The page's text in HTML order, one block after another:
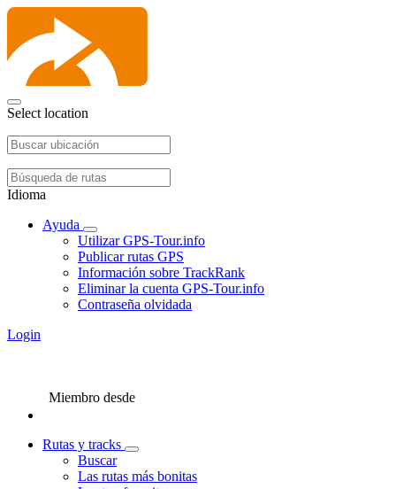
Select location
Idioma
Ayuda
Utilizar GPS-Tour.info
Publicar rutas GPS
Información sobre TrackRank
Eliminar la cuenta GPS-Tour.info
Contraseña olvidada
Login
Miembro desde
Rutas y tracks
Buscar
Las rutas más bonitas